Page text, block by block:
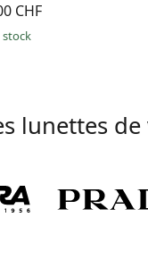
CHF
stock
lunettes de